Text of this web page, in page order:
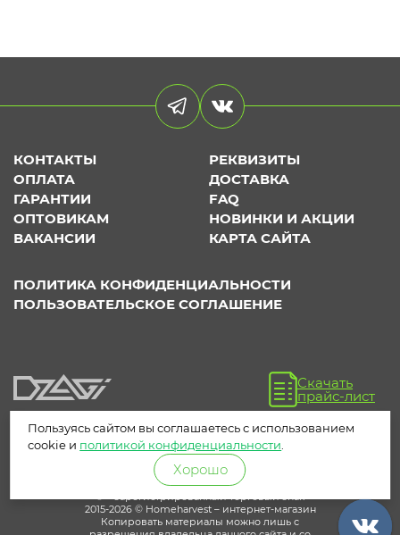
КОНТАКТЫ
РЕКВИЗИТЫ
ОПЛАТА
ДОСТАВКА
ГАРАНТИИ
FAQ
ОПТОВИКАМ
НОВИНКИ И АКЦИИ
ВАКАНСИИ
КАРТА САЙТА
ПОЛИТИКА КОНФИДЕНЦИАЛЬНОСТИ
ПОЛЬЗОВАТЕЛЬСКОЕ СОГЛАШЕНИЕ
Скачать
прайс-лист
® – зарегистрированный торговый знак
2015-2026 © Homeharvest – интернет-магазин
Копировать материалы можно лишь с
Пользуясь сайтом вы соглашаетесь с использованием
cookie и политикой конфиденциальности
Хорошо